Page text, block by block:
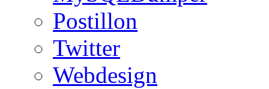
Postillon
Twitter
Webdesign